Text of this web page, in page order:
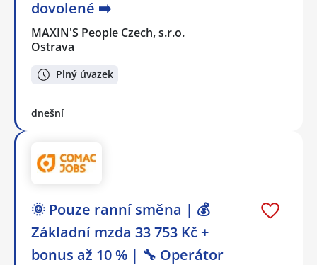
dovolené ➡️
MAXIN'S People Czech, s.r.o.
Ostrava
Plný úvazek
dnešní
🌞 Pouze ranní směna | 💰
Základní mzda 33 753 Kč +
bonus až 10 % | 🔧 Operátor